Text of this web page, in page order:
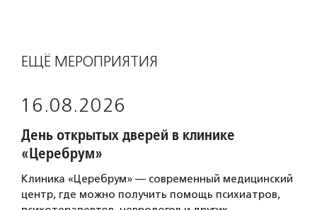
ЕЩЁ МЕРОПРИЯТИЯ
16.08.2026
День открытых дверей в клинике
«Церебрум»
Клиника «Церебрум» — современный медицинский
центр, где можно получить помощь психиатров,